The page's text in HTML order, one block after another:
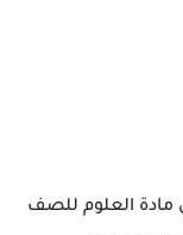
مادة العلوم للصف